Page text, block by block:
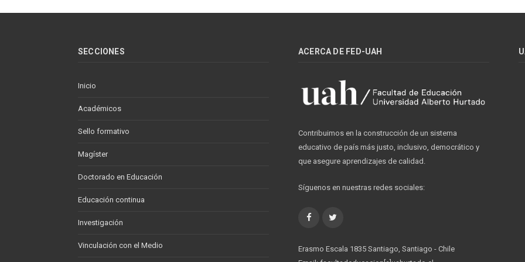
SECCIONES
Inicio
Académicos
Sello formativo
Magíster
Doctorado en Educación
Educación continua
Investigación
Vinculación con el Medio
ACERCA DE FED-UAH
Contribuimos en la construcción de un sistema
educativo de país más justo, inclusivo, democrático y
que asegure aprendizajes de calidad.
Síguenos en nuestras redes sociales:
Facebook
Erasmo Escala 1835 Santiago, Santiago - Chile